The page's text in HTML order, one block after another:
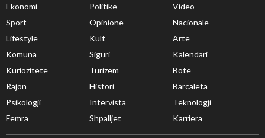
Ekonomi Politikë
Video
Sport
Opinione
Nacionale
Lifestyle
Kult
Arte
Komuna
Siguri
Kalendari
Kuriozitete
Turizëm
Botë
Rajon
Histori
Barcaleta
Psikologji
Intervista
Teknologji
Femra
Shpalljet Karriera